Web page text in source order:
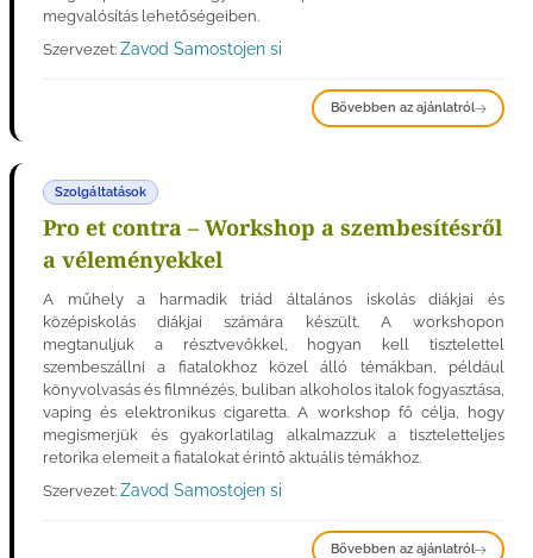
megvalósítás lehetőségeiben.
Szervezet: Zavod Samostojen si
Bővebben az ajánlatról
Szolgáltatások
Pro et contra – Workshop a szembesítésről
a véleményekkel
A műhely a harmadik triád általános iskolás diákjai és
középiskolás diákjai számára készült. A workshopon
megtanuljuk a résztvevőkkel, hogyan kell tisztelettel
szembeszállni a fiatalokhoz közel álló témákban, például
könyvolvasás és filmnézés, buliban alkoholos italok fogyasztása,
vaping és elektronikus cigaretta. A workshop fő célja, hogy
megismerjük és gyakorlatilag alkalmazzuk a tiszteletteljes
retorika elemeit a fiatalokat érintő aktuális témákhoz.
Szervezet: Zavod Samostojen si
Bővebben az ajánlatról